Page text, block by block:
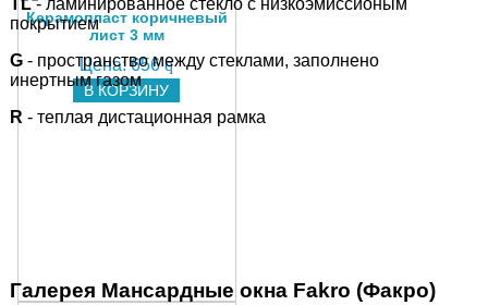
Керамопласт коричневый
лист 3 мм
Цена:656 q
В КОРЗИНУ
TL- ламинированное стекло с низкоэмиссионым
покрытием
G- пространство между стеклами, заполнено
инертным газом
R - теплая дистационная рамка
Галерея Мансардные окна Fakro (Факро)